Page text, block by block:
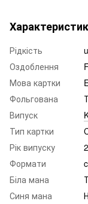
Рідкість
Оздоблення
Мова картки
Фольгована
Випуск
Тип картки
Рік випуску
Формати
Біла мана
Синя мана